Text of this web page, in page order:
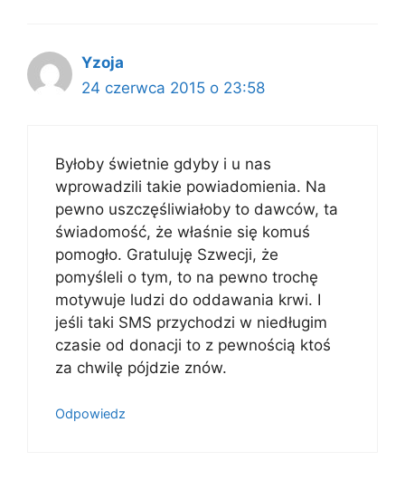
Yzoja
24 czerwca 2015 o 23:58
Byłoby świetnie gdyby i u nas
wprowadzili takie powiadomienia. Na
pewno uszczęśliwiałoby to dawców, ta
świadomość, że właśnie się komuś
pomogło. Gratuluję Szwecji, że
pomyśleli o tym, to na pewno trochę
motywuje ludzi do oddawania krwi. I
jeśli taki SMS przychodzi w niedługim
czasie od donacji to z pewnością ktoś
za chwilę pójdzie znów.
Odpowiedz